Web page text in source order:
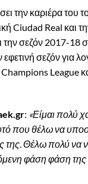
την καριέρα
Ciudad Real και
σεζόν 2017-18
σεζόν για
League
: «Είμαι πολύ
που θέλω να
της. Θέλω πολύ να
φάση φάση